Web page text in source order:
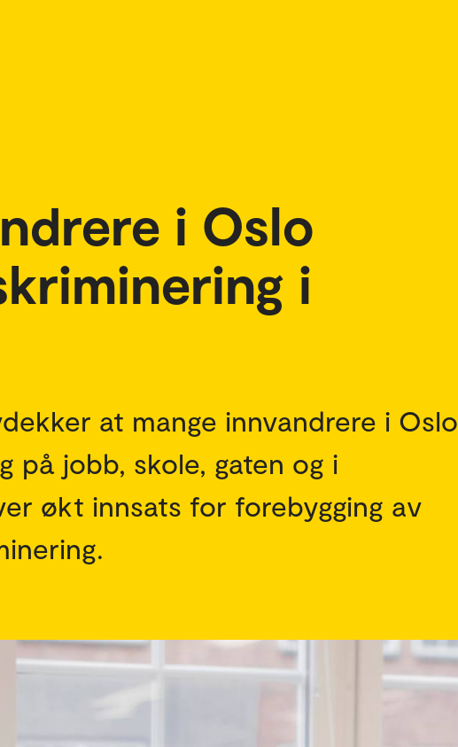
i Oslo
i
at mange innvandrere i Oslo
på jobb, skole, gaten og i
økt innsats for forebygging av